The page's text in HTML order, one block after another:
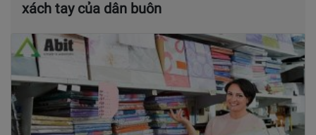
xách tay của dân buôn